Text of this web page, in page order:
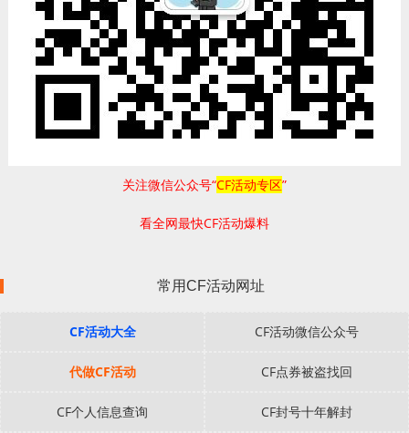
关注微信公众号“CF活动专区”
看全网最快CF活动爆料
常用CF活动网址
CF活动大全 CF活动微信公众号
代做CF活动 CF点券被盗找回
CF个人信息查询 CF封号十年解封